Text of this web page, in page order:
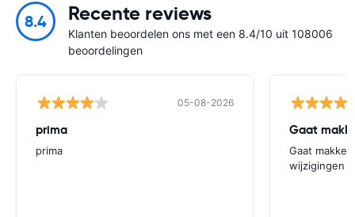
8.4 Recente reviews
Klanten beoordelen ons met een 8.4/10 uit 108006
beoordelingen
05-08-2026
prima
prima
Gaat
Gaat
wijzigingen